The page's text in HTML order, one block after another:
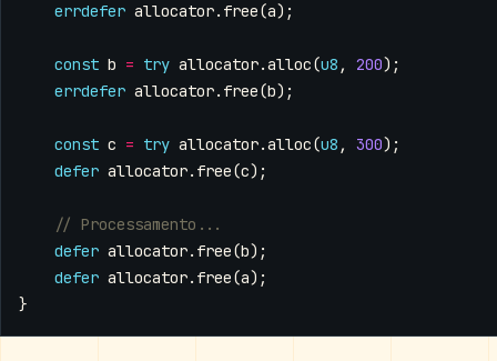
errdefer allocator. free(a);
const b = try allocator.alloc(u8 , 200);
errdefer allocator. free(b);
const c = try allocator.alloc(u8 , 300);
defer allocator. free(c);
defer allocator. free(b);
defer allocator. free(a);
}